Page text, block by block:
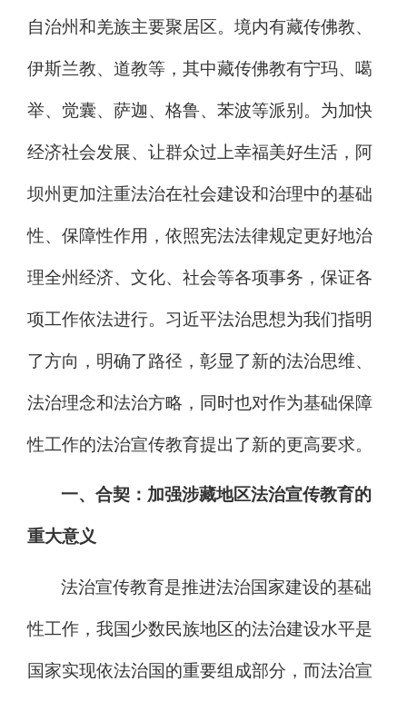
自治州和羌族主要聚居区。境内有藏传佛教、
伊斯兰教、道教等，其中藏传佛教有宁玛、噶
举、觉囊、萨迦、格鲁、 苯波等派别。为加快
经济社会发展、让群众过上幸福美好生活，阿
坝州更加注重法治在社会建设和治理中的基础
性、保障性作用，依照宪法法律规定更好地治
理全州经济、文化、社会等各项事务，保证各
项工作依法进行。习近平法治思想为我们指明
了方向，明确了路径，彰显了新的法治思维、
法治理念和法治方略，同时也对作为基础保障
性工作的法治宣传教育提出了新的更高要求。
一、合契：加强涉藏地区法治宣传教育的
重大意义
法治宣传教育是推进法治国家建设的基础
性工作，我国少数民族地区的法治建设水平是
国家实现依法治国的重要组成部分，而法治宣